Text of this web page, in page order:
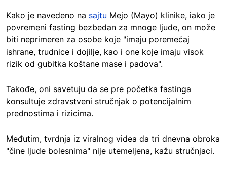
Kako je navedeno na sajtu Mejo (Mayo) klinike, iako je
povremeni fasting bezbedan za mnoge ljude, on može
biti neprimeren za osobe koje "imaju poremećaj
ishrane, trudnice i dojilje, kao i one koje imaju visok
rizik od gubitka koštane mase i padova".
Takođe, oni savetuju da se pre početka fastinga
konsultuje zdravstveni stručnjak o potencijalnim
prednostima i rizicima.
Međutim, tvrdnja iz viralnog videa da tri dnevna obroka
"čine ljude bolesnima" nije utemeljena, kažu stručnjaci.